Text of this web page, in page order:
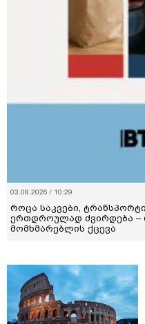
03.08.2026 / 10:29
როცა საკვები,
ერთდროულად ძვირდება
მომხმარებლის ქცევა